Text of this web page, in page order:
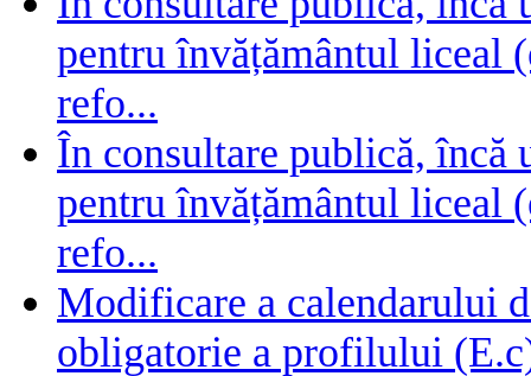
pentru învățământul liceal
refo...
În consultare publică, încă
pentru învățământul liceal
refo...
Modificare a calendarului
obligatorie a profilului